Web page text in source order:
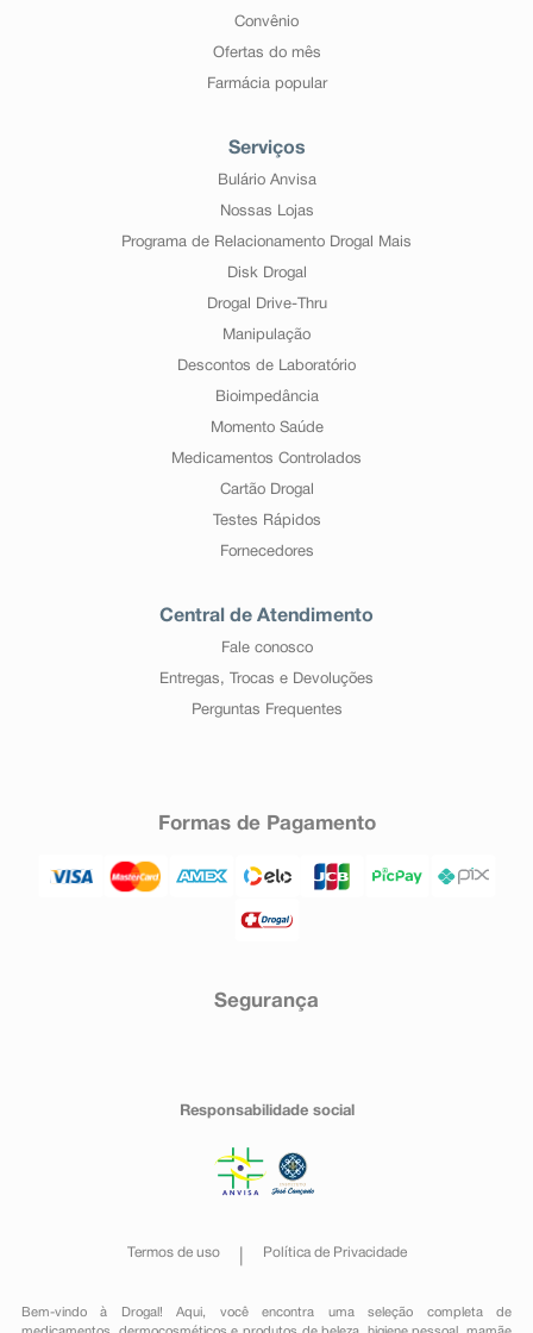
Convênio
Ofertas do mês
Farmácia popular
Serviços
Bulário Anvisa
Nossas Lojas
Programa de Relacionamento Drogal Mais
Disk Drogal
Drogal Drive-Thru
Manipulação
Descontos de Laboratório
Bioimpedância
Momento Saúde
Medicamentos Controlados
Cartão Drogal
Testes Rápidos
Fornecedores
Central de Atendimento
Fale conosco
Entregas, Trocas e Devoluções
Perguntas Frequentes
Formas de Pagamento
Segurança
Responsabilidade social
Termos de uso Política de Privacidade
Bem-vindo à Drogal! Aqui, você encontra uma seleção completa de